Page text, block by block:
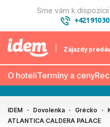
Sme vám k dispozícii
+421 910
Zájazdy
O hoteliTermíny a ceny
IDEM Dovolenka Grécko
ATLANTICA CALDERA PALACE